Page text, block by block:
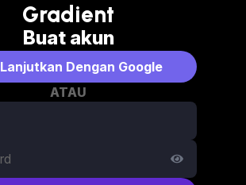
Gradient
Buat akun
Lanjutkan Dengan Google
ATAU